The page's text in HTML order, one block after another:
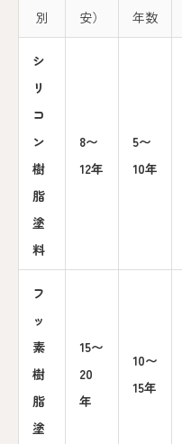
別
安）
年数
シ
リ
コ
ン
樹
脂
塗
料
8〜
12年
5〜
10年
フ
ッ
素
樹
脂
塗
15〜
20
年
10〜
15年